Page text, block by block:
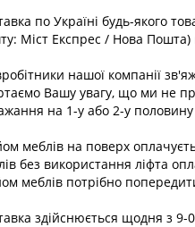
по Україні будь-якого
Міст Експрес / Нова Пошта)
нашої компанії
Вашу увагу, що ми не
на 1-у або 2-у
меблів на поверх
без використання ліфта
меблів потрібно
здійснюється щодня з 9-